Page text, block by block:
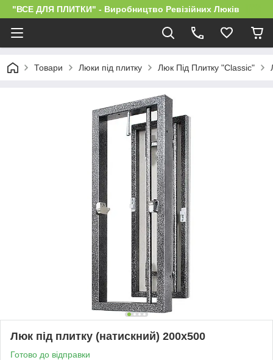
"ВСЕ ДЛЯ ПЛИТКИ" - Виробництво Ревізійних Люків
Товари Люки під плитку Люк Під Плитку "Classic"
Люк під плитку (натискний) 200х500
Готово до відправки